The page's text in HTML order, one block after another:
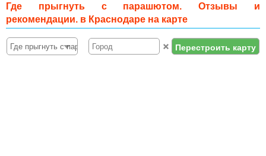
Где прыгнуть с парашютом. Отзывы и
рекомендации. в Краснодаре на карте